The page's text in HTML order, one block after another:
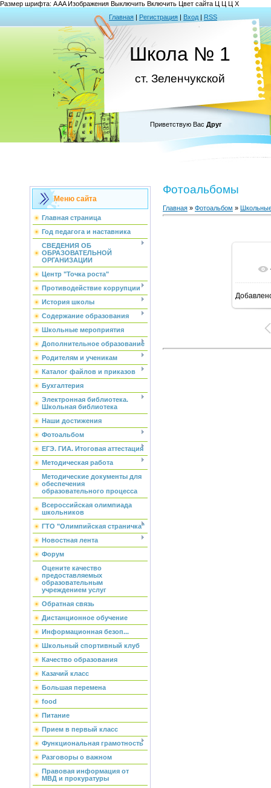
Размер шрифта: AAAИзображения Выключить Включить Цвет сайта Ц Ц Ц Х
Главная | Регистрация | Вход | RSS
Школа № 1
ст. Зеленчукской
Приветствую Вас Друг
Меню сайта
Главная страница
Год педагога и наставника
СВЕДЕНИЯ ОБ
ОБРАЗОВАТЕЛЬНОЙ
ОРГАНИЗАЦИИ
Центр "Точка роста"
Противодействие коррупции
История школы
Содержание образования
Школьные мероприятия
Дополнительное образование
Родителям и ученикам
Каталог файлов и приказов
Бухгалтерия
Электронная библиотека.
Школьная библиотека
Наши достижения
Фотоальбом
ЕГЭ. ГИА. Итоговая аттестация
Методическая работа
Методические документы для
обеспечения
образовательного процесса
Всероссийская олимпиада
школьников
ГТО "Олимпийская страничка"
Новостная лента
Форум
Оцените качество
предоставляемых
образовательным
учреждением услуг
Обратная связь
Дистанционное обучение
Информационная безоп...
Школьный спортивный клуб
Качество образования
Казачий класс
Большая перемена
food
Питание
Прием в первый класс
Функциональная грамотность
Разговоры о важном
Правовая информация от
МВД и прокуратуры
Фотоальбомы
Главная » Фотоальбом »